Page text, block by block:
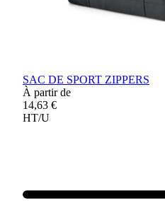
SAC DE SPORT ZIPPERS
À partir de
14,63 €
HT/U